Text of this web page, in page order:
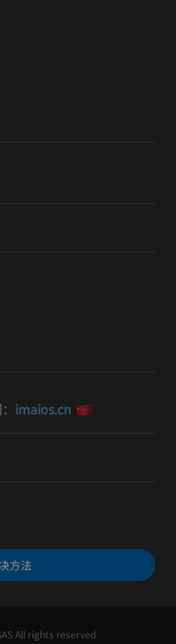
imaios.cn
方法
All rights reserved